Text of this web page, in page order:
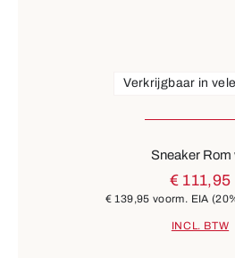
Verkrijgbaar in
Sneaker Rom
€ 111,95
€ 139,95 voorm. EIA
INCL. BTW